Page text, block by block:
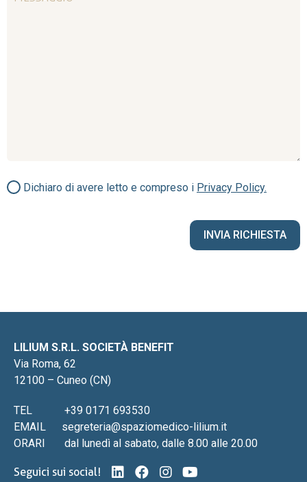
Dichiaro di avere letto e compreso i Privacy Policy.
LILIUM S.R.L. SOCIETÀ BENEFIT
Via Roma, 62
12100 – Cuneo (CN)
TEL
+39 0171 693530
EMAIL
segreteria@spaziomedico-lilium.it
ORARI
dal lunedì al sabato, dalle 8.00 alle 20.00
Seguici sui social!